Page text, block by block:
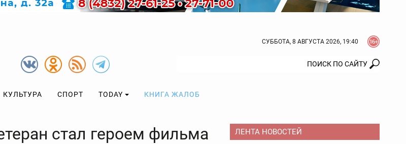
СУББОТА, 8 АВГУСТА 2026, 19:40
КУЛЬТУРА СПОРТ TODAY КНИГА ЖАЛОБ
стал героем фильма
ЛЕНТА НОВОСТЕЙ